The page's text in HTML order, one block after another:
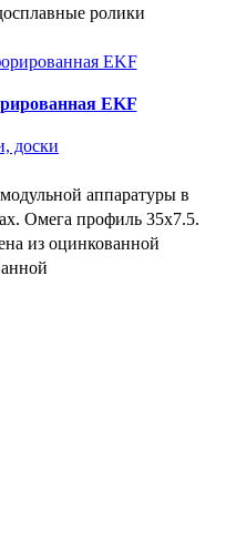
ролики
EKF
доски
аппаратуры в
Омега профиль 35х7.5.
из оцинкованной